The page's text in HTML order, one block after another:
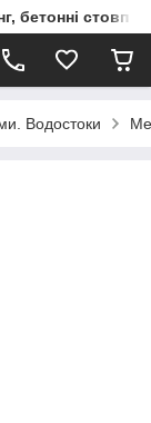
бетонні
Водостоки